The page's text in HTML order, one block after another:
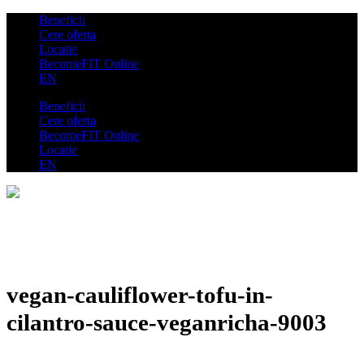
Beneficii
Cere oferta
Locatie
BecomeFIT Online
EN
Beneficii
Cere oferta
BecomeFIT Online
Locatie
EN
vegan-cauliflower-tofu-in-
cilantro-sauce-veganricha-9003